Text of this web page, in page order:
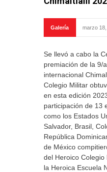
Galería marzo
Se llevó a cabo la
premiación de la 9/
internacional
Colegio Militar
en esta edición
participación de 13
como los Estados
Salvador, Brasil,
República
de México
del Heroico Colegio
la Heroica Escuela